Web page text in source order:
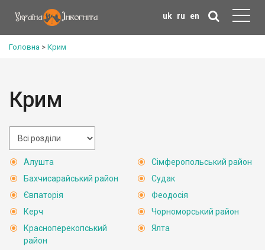
uk ru en
Головна > Крим
Крим
Алушта
Бахчисарайський район
Євпаторія
Керч
Красноперекопський
район
Сімферопольський район
Судак
Феодосія
Чорноморський район
Ялта